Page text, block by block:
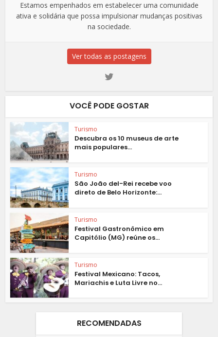
Estamos empenhados em estabelecer uma comunidade
ativa e solidária que possa impulsionar mudanças positivas
na sociedade.
Ver todas as postagens
VOCÊ PODE GOSTAR
Turismo
Descubra os 10 museus de arte
mais populares...
Turismo
São João del-Rei recebe voo
direto de Belo Horizonte:...
Turismo
Festival Gastronômico em
Capitólio (MG) reúne os...
Turismo
Festival Mexicano: Tacos,
Mariachis e Luta Livre no...
RECOMENDADAS